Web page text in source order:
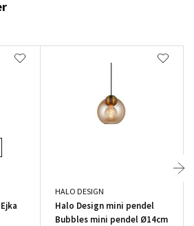
HALO DESIGN
Halo Design mini pendel
Bubbles mini pendel Ø14cm